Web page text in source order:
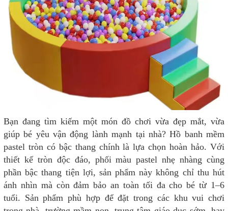
Bạn đang tìm kiếm một món đồ chơi vừa đẹp mắt, vừa
giúp bé yêu vận động lành mạnh tại nhà? Hồ banh mềm
pastel tròn có bậc thang chính là lựa chọn hoàn hảo. Với
thiết kế tròn độc đáo, phối màu pastel nhẹ nhàng cùng
phần bậc thang tiện lợi, sản phẩm này không chỉ thu hút
ánh nhìn mà còn đảm bảo an toàn tối đa cho bé từ 1–6
tuổi. Sản phẩm phù hợp để đặt trong các khu vui chơi